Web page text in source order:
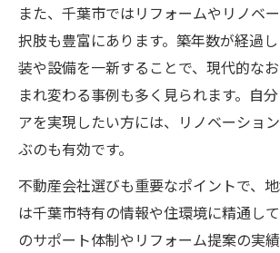
おしゃれな住まいを叶える不
不動産を活用した流行のイン
住まいの魅力を引き出す不動
注文住宅を検討する方のためのポ
不動産から始める注文住宅の
千葉市で理想の注文住宅を建
インテリアと不動産の相乗効
法
また、千葉市ではリフォームやリノベ
択肢も豊富にあります。築年数が経過
装や設備を一新することで、現代的な
まれ変わる事例も多く見られます。自
アを実現したい方には、リノベーショ
ぶのも有効です。
不動産会社選びも重要なポイントで、
は千葉市特有の情報や住環境に精通し
のサポート体制やリフォーム提案の実